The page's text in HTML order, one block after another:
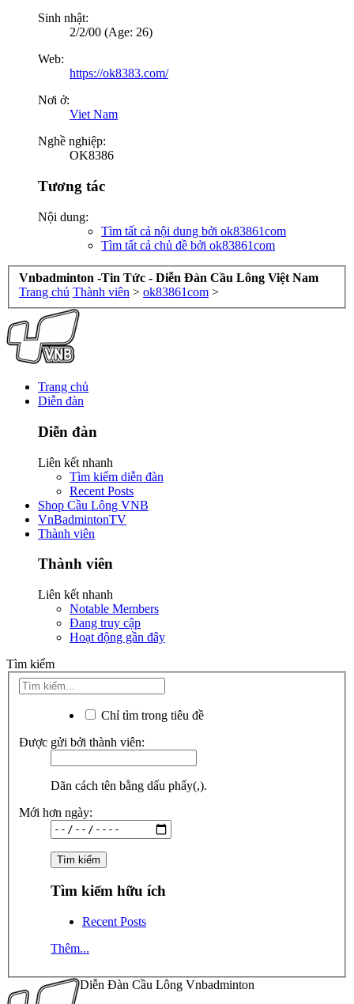
Sinh nhật:
2/2/00 (Age: 26)
Web:
https://ok8383.com/
Nơi ở:
Viet Nam
Nghề nghiệp:
OK8386
Tương tác
Nội dung:
Tìm tất cả nội dung bởi ok83861com
Tìm tất cả chủ đề bởi ok83861com
Vnbadminton -Tin Tức - Diễn Đàn Cầu Lông Việt Nam
Trang chủ Thành viên > ok83861com >
Trang chủ
Diễn đàn
Diễn đàn
Liên kết nhanh
Tìm kiếm diễn đàn
Recent Posts
Shop Cầu Lông VNB
VnBadmintonTV
Thành viên
Thành viên
Liên kết nhanh
Notable Members
Đang truy cập
Hoạt động gần đây
Tìm kiếm
Chỉ tìm trong tiêu đề
Được gửi bởi thành viên:
Dãn cách tên bằng dấu phẩy(,).
Mới hơn ngày:
Tìm kiếm hữu ích
Recent Posts
Thêm...
Diễn Đàn Cầu Lông Vnbadminton